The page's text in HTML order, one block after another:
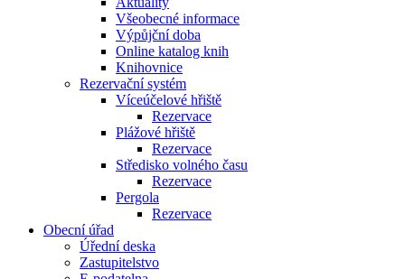
Všeobecné informace
Výpůjční doba
Online katalog knih
Knihovnice
Rezervační systém
Víceúčelové hřiště
Rezervace
Plážové hřiště
Rezervace
Středisko volného času
Rezervace
Pergola
Rezervace
Obecní úřad
Úřední deska
Zastupitelstvo